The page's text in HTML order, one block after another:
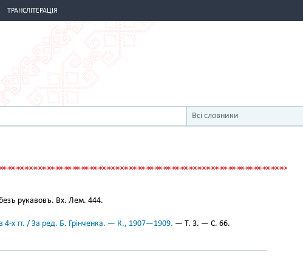
ТРАНСЛІТЕРАЦІЯ
Всі словники
рукавовъ. Вх. Лем. 444.
4-х тт. / За ред. Б. Грінченка. — К., 1907—1909. — Т. 3. — С. 66.